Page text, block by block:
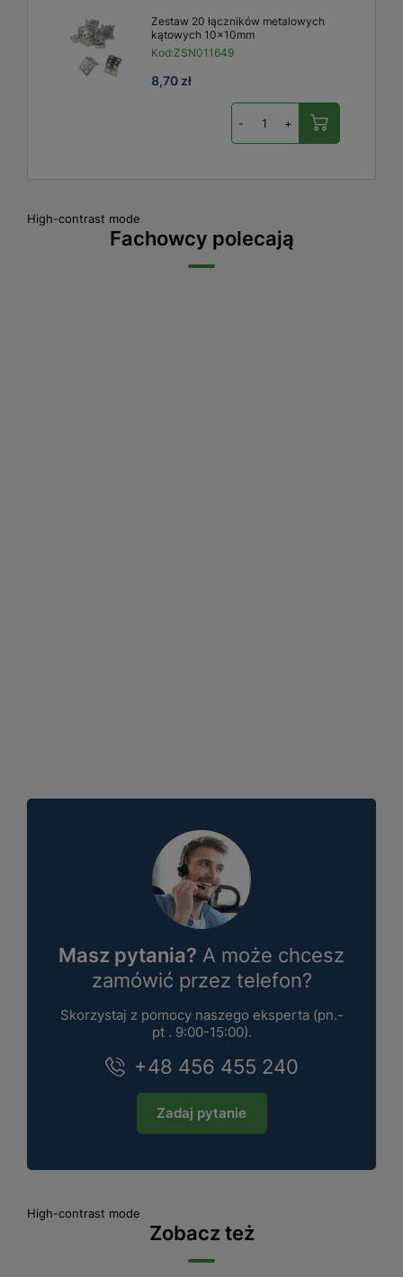
Zestaw 20 łączników metalowych
kątowych 10x10mm
Kod:ZSN011649
8,70 zł
- +
High-contrast mode
Fachowcy polecają
Masz pytania? A może chcesz
zamówić przez telefon?
Skorzystaj z pomocy naszego eksperta (pn.-
pt . 9:00-15:00).
+48 456 455 240
Zadaj pytanie
High-contrast mode
Zobacz też